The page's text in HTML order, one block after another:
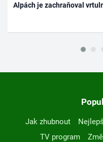
Alpách je zachraňoval
Jak zhubnout
TV program